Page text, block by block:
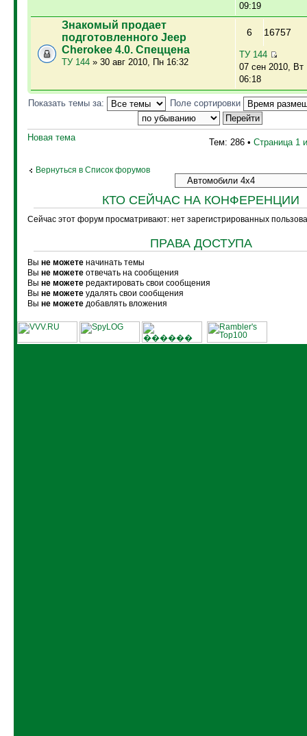
09:19
Знакомый продает
подготовленного Jeep
Cherokee 4.0. Спеццена
ТУ 144» 30 авг 2010, Пн 16:32
6 16757
ТУ 144
07 сен 2010, Вт
06:18
Показать темы за: Поле сортировки
Новая тема Тем: 286 • Страница 1
Вернуться в Список форумов
КТО СЕЙЧАС НА КОНФЕРЕНЦИИ
Сейчас этот форум просматривают: нет зарегистрированных
ПРАВА ДОСТУПА
Вы не можетеначинать темы
Вы не можетеотвечать на сообщения
Вы не можетередактировать свои сообщения
Вы не можетеудалять свои сообщения
Вы не можетедобавлять вложения